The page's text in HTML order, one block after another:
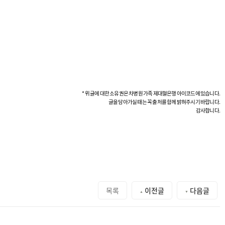
* 위 글에 대한 소유권은 차병원 가족 제대혈은행 아이코드에 있습니다.
글을 담아가실 때는 꼭 출처를 함께 밝혀주시기 바랍니다.
감사합니다.
목록 ▲ 이전글 ▼ 다음글